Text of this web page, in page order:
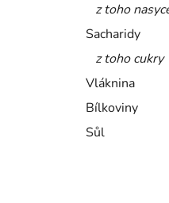
z toho
Sacharidy
z toho cukry
Vláknina
Bílkoviny
Sůl